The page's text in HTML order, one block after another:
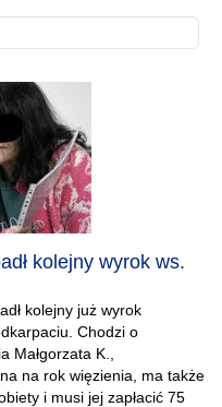
kolejny wyrok ws.
kolejny już wyrok
Chodzi o
Małgorzata K.,
na rok więzienia, ma także
i musi jej zapłacić 75